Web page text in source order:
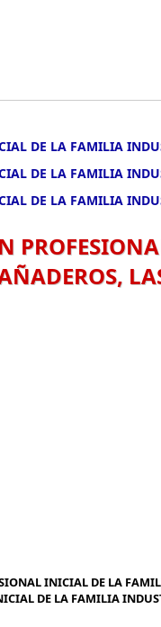
DE LA FAMILIA
DE LA FAMILIA
DE LA FAMILIA
INICIAL DE LA
DE LA FAMILIA